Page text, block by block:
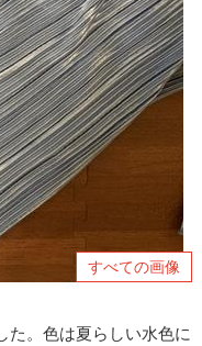
すべての画像
た。色は夏らしい水色に